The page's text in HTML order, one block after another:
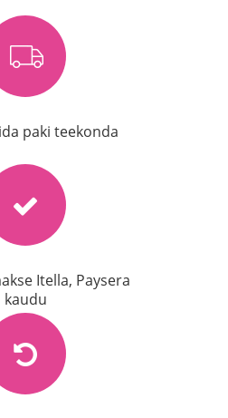
paki teekonda
Itella, Paysera
kaudu